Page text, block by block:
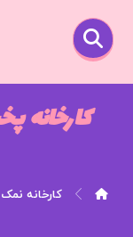
کارخانه
کارخانه